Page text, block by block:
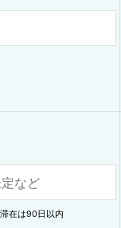
在は90日以内